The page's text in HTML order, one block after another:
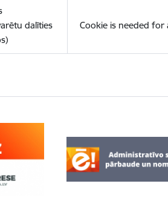
dalīties
Cookie is needed